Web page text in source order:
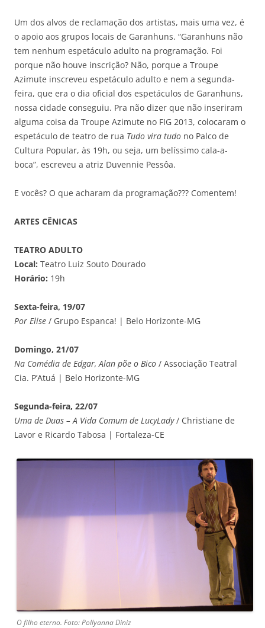
Um dos alvos de reclamação dos artistas, mais uma vez, é
o apoio aos grupos locais de Garanhuns. “Garanhuns não
tem nenhum espetáculo adulto na programação. Foi
porque não houve inscrição? Não, porque a Troupe
Azimute inscreveu espetáculo adulto e nem a segunda-
feira, que era o dia oficial dos espetáculos de Garanhuns,
nossa cidade conseguiu. Pra não dizer que não inseriram
alguma coisa da Troupe Azimute no FIG 2013, colocaram o
espetáculo de teatro de rua Tudo vira tudo no Palco de
Cultura Popular, às 19h, ou seja, um belíssimo cala-a-
boca”, escreveu a atriz Duvennie Pessôa.
E vocês? O que acharam da programação??? Comentem!
ARTES CÊNICAS
TEATRO ADULTO
Local: Teatro Luiz Souto Dourado
Horário: 19h
Sexta-feira, 19/07
Por Elise / Grupo Espanca! | Belo Horizonte-MG
Domingo, 21/07
Na Comédia de Edgar, Alan põe o Bico / Associação Teatral
Cia. P’Atuá | Belo Horizonte-MG
Segunda-feira, 22/07
Uma de Duas – A Vida Comum de LucyLady/ Christiane de
Lavor e Ricardo Tabosa | Fortaleza-CE
O filho eterno. Foto: Pollyanna Diniz